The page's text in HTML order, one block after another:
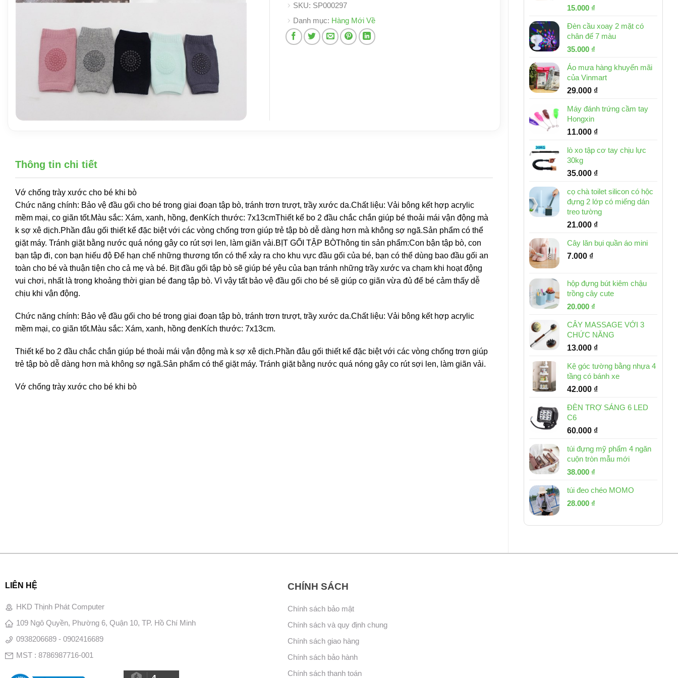
Giá
là:
32.000 ₫.
15.000 ₫
tại
là:
Đèn cầu xoay 2 mặt có
chân đế 7 màu
Giá
là:
46.000 ₫.
35.000 ₫
tại
là:
35.000 ₫.
Áo mưa hàng khuyến mãi
của Vinmart
29.000 ₫
Máy đánh trứng cầm tay
Hongxin
11.000 ₫
lò xo tập cơ tay chịu lực
30kg
35.000 ₫
cọ chà toilet silicon có hộc
đựng 2 lớp có miếng dán
treo tường
21.000 ₫
Cây lăn bụi quần áo mini
7.000 ₫
hộp đựng bút kiêm chậu
trồng cây cute
Giá
là:
30.000 ₫.
20.000 ₫
tại
là:
20.000 ₫.
CÂY MASSAGE VỚI 3
CHỨC NĂNG
13.000 ₫
Kệ góc tường bằng nhựa 4
tầng có bánh xe
42.000 ₫
ĐÈN TRỢ SÁNG 6 LED
C6
60.000 ₫
túi đựng mỹ phẩm 4 ngăn
cuộn tròn mẫu mới
Giá
là:
53.000 ₫.
38.000 ₫
tại
túi đeo chéo MOMO
Giá
là:
28.000 ₫
tại
SKU: SP000297
Danh mục: Hàng Mới Về
Thông tin chi tiết
Vớ chống trày xước cho bé khi bò
Chức năng chính: Bảo vệ đầu gối cho bé trong giai đoạn tập bò, tránh trơn trượt, trầy xước da.Chất liệu: Vải bông kết hợp acrylic
mềm mại, co giãn tốt.Màu sắc: Xám, xanh, hồng, đenKích thước: 7x13cmThiết kế bo 2 đầu chắc chắn giúp bé thoải mái vận động mà
k sợ xê dịch.Phần đâu gối thiết kể đặc biệt với các vòng chống trơn giúp trẻ tập bò dễ dàng hơn mà không sợ ngã.Sản phẩm có thể
giặt máy. Tránh giặt bằng nước quá nóng gây co rút sợi len, làm giãn vải.BỊT GỐI TẬP BÒThông tin sản phẩm:Con bận tập bò, con
bạn tập đi, con bạn hiếu độ Để hạn chế những thương tổn có thể xảy ra cho khu vực đầu gối của bé, bạn có thể dùng bao đầu gối an
toàn cho bé và thuận tiện cho cả mẹ và bé. Bịt đầu gối tập bò sẽ giúp bé yêu của bạn tránh những trầy xước va chạm khi hoạt động
vui chơi, nhất là trong khoảng thời gian bé đang tập bò. Vì vậy tất bảo vệ đầu gối cho bé sẽ giúp co giãn vừa đủ để bé cảm thấy dễ
chịu khi vận động.
Chức năng chính: Bảo vệ đầu gối cho bé trong giai đoạn tập bò, tránh trơn trượt, trầy xước da.Chất liệu: Vải bông kết hợp acrylic
mềm mại, co giãn tốt.Màu sắc: Xám, xanh, hồng đenKích thước: 7x13cm.
Thiết kế bo 2 đầu chắc chắn giúp bé thoải mái vận động mà k sợ xê dịch.Phần đâu gối thiết kể đặc biệt với các vòng chống trơn giúp
trẻ tập bò dễ dàng hơn mà không sợ ngã.Sản phẩm có thể giặt máy. Tránh giặt bằng nước quá nóng gây co rút sợi len, làm giãn vải.
Vớ chống trày xước cho bé khi bò
LIÊN HỆ
HKD Thịnh Phát Computer
109 Ngô Quyền, Phường 6, Quận 10, TP. Hồ Chí Minh
0938206689 - 0902416689
MST : 8786987716-001
CHÍNH SÁCH
Chính sách bảo mật
Chính sách và quy định chung
Chính sách giao hàng
Chính sách bảo hành
Chính sách thanh toán